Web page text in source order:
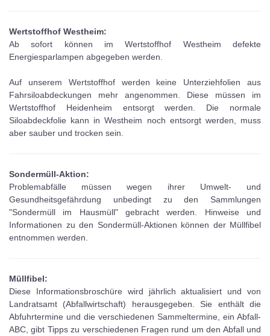
Wertstoffhof Westheim:
Ab sofort können im Wertstoffhof Westheim defekte
Energiesparlampen abgegeben werden.
Auf unserem Wertstoffhof werden keine Unterziehfolien aus
Fahrsiloabdeckungen mehr angenommen. Diese müssen im
Wertstoffhof Heidenheim entsorgt werden. Die normale
Siloabdeckfolie kann in Westheim noch entsorgt werden, muss
aber sauber und trocken sein.
Sondermüll-Aktion:
Problemabfälle müssen wegen ihrer Umwelt- und
Gesundheitsgefährdung unbedingt zu den Sammlungen
"Sondermüll im Hausmüll" gebracht werden. Hinweise und
Informationen zu den Sondermüll-Aktionen können der Müllfibel
entnommen werden.
Müllfibel:
Diese Informationsbroschüre wird jährlich aktualisiert und von
Landratsamt (Abfallwirtschaft) herausgegeben. Sie enthält die
Abfuhrtermine und die verschiedenen Sammeltermine, ein Abfall-
ABC, gibt Tipps zu verschiedenen Fragen rund um den Abfall und